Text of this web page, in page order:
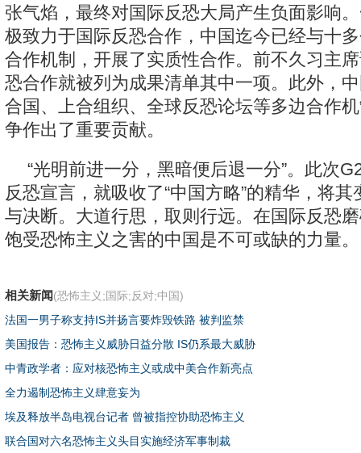
张气焰，最终对国际反恐大局产生负面影响
极致力于国际反恐合作，中国迄今已经与十
合作机制，开展了实质性合作。前不久习主
恐合作就被列为成果清单其中一项。此外，
合国、上合组织、全球反恐论坛等多边合作
争作出了重要贡献。
“光明前进一分，黑暗便后退一分”。此次
反恐宣言，就吸收了“中国方略”的精华，将
与决断。大道行思，取则行远。在国际反恐
饱受恐怖主义之害的中国是不可或缺的力量
相关新闻(恐怖主义;国际;反对;中国)
法国一男子称支持IS并扬言要炸毁铁路 被判监禁
美国报告：恐怖主义威胁日益分散 IS仍系最大威胁
中青政学者：应对核恐怖主义或成中美合作新亮点
全力遏制恐怖主义肆意妄为
埃及释放半岛电视台记者 曾被指控协助恐怖主义
联合国对六名恐怖主义头目实施经济军事制裁